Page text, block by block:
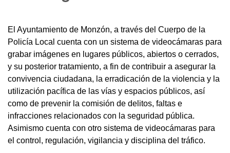
El Ayuntamiento de Monzón, a través del Cuerpo de la
Policía Local cuenta con un sistema de videocámaras para
grabar imágenes en lugares públicos, abiertos o cerrados,
y su posterior tratamiento, a fin de contribuir a asegurar la
convivencia ciudadana, la erradicación de la violencia y la
utilización pacífica de las vías y espacios públicos, así
como de prevenir la comisión de delitos, faltas e
infracciones relacionados con la seguridad pública.
Asimismo cuenta con otro sistema de videocámaras para
el control, regulación, vigilancia y disciplina del tráfico.